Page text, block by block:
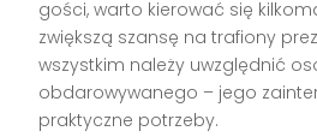
gości, warto kierować się
zwiększą szansę na trafiony
wszystkim należy uwzględnić
obdarowywanego – jego
praktyczne potrzeby.